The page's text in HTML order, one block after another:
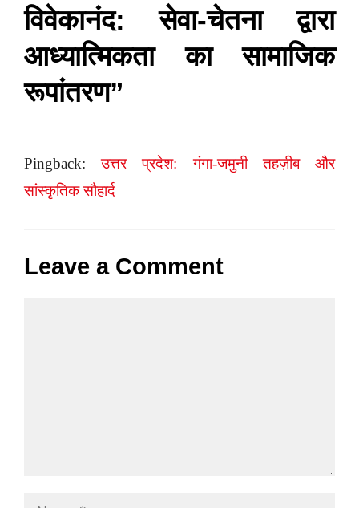
विवेकानंद: सेवा-चेतना द्वारा
आध्यात्मिकता का सामाजिक
रूपांतरण”
Pingback:उत्तर प्रदेश: गंगा-जमुनी तहज़ीब और
सांस्कृतिक सौहार्द
Leave a Comment